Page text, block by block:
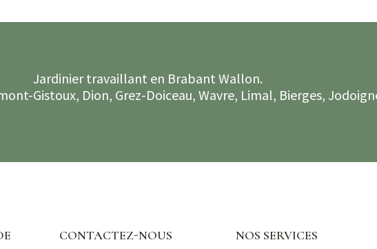
Jardinier travaillant en Brabant Wallon.
Gistoux, Dion, Grez-Doiceau, Wavre, Limal, Bierges,
CONTACTEZ-NOUS NOS SERVICES